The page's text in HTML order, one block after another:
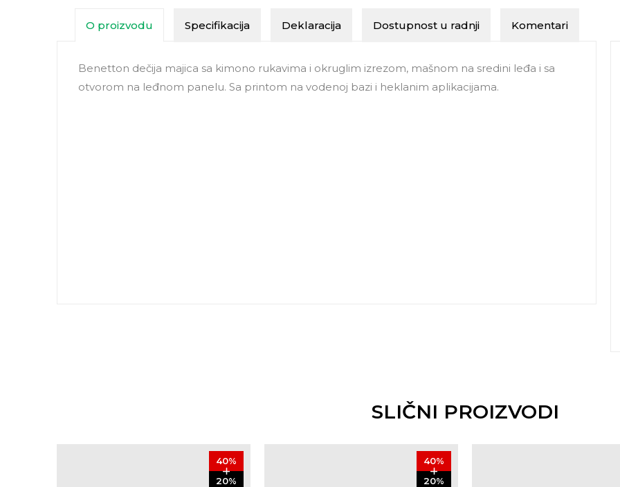
O proizvodu Specifikacija Deklaracija Dostupnost u radnji Komentari
Benetton dečija majica sa kimono rukavima i okruglim izrezom, mašnom na sredini leđa i sa
otvorom na leđnom panelu. Sa printom na vodenoj bazi i heklanim aplikacijama.
SLIČNI PROIZVODI
40%
20%
40%
20%